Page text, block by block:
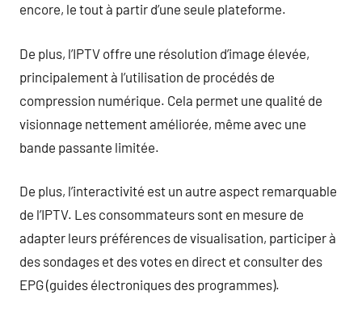
encore, le tout à partir d’une seule plateforme.
De plus, l’IPTV offre une résolution d’image élevée,
principalement à l’utilisation de procédés de
compression numérique. Cela permet une qualité de
visionnage nettement améliorée, même avec une
bande passante limitée.
De plus, l’interactivité est un autre aspect remarquable
de l’IPTV. Les consommateurs sont en mesure de
adapter leurs préférences de visualisation, participer à
des sondages et des votes en direct et consulter des
EPG (guides électroniques des programmes).